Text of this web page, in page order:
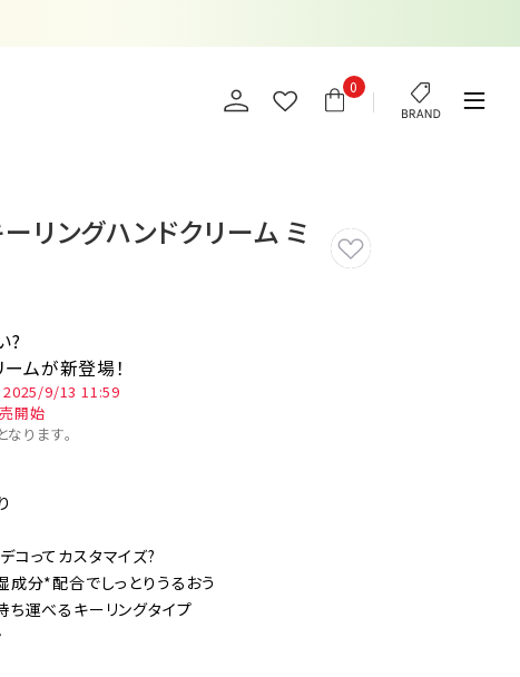
0
リングハンドクリーム ミ
?
ムが新登場！
2025/9/13 11:59
開始
ります。
コってカスタマイズ?
成分*配合でしっとりうるおう
ち運べるキーリングタイプ